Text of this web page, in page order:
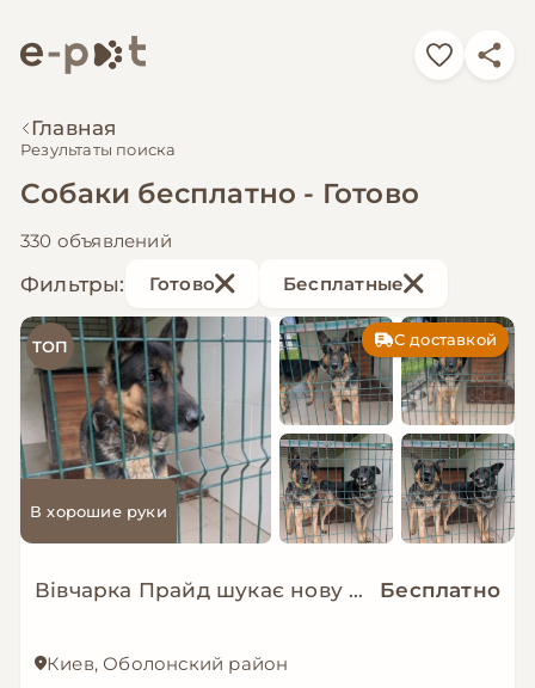
Главная
Результаты поиска
Собаки бесплатно - Готово
330 объявлений
Фильтры: Готово Бесплатные
ТОП С доставкой
В хорошие руки
Вівчарка Прайд шукає нову сім’ю! Бесплатно
Киев, Оболонский район